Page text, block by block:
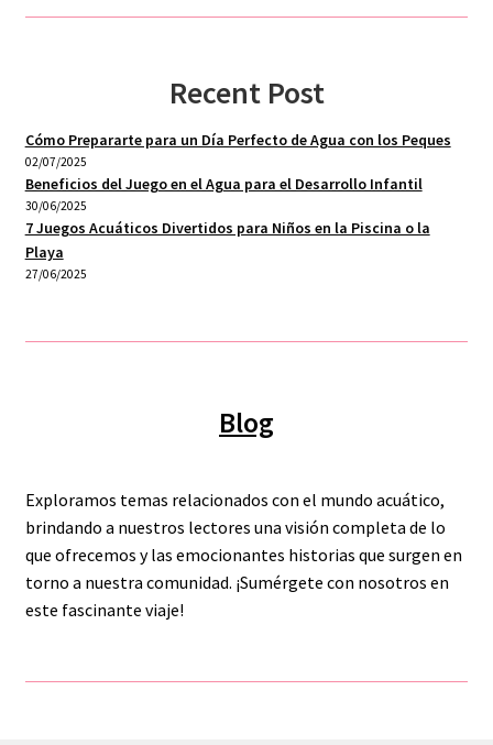
Recent Post
Cómo Prepararte para un Día Perfecto de Agua con los Peques
02/07/2025
Beneficios del Juego en el Agua para el Desarrollo Infantil
30/06/2025
7 Juegos Acuáticos Divertidos para Niños en la Piscina o la
Playa
27/06/2025
Blog
Exploramos temas relacionados con el mundo acuático,
brindando a nuestros lectores una visión completa de lo
que ofrecemos y las emocionantes historias que surgen en
torno a nuestra comunidad. ¡Sumérgete con nosotros en
este fascinante viaje!